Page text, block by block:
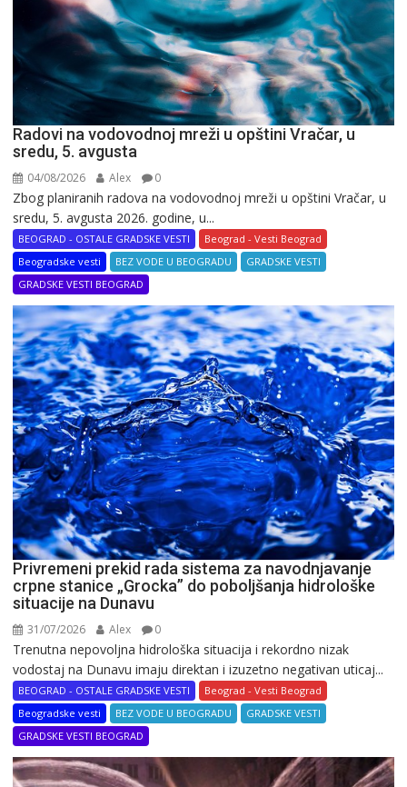
Radovi na vodovodnoj mreži u opštini Vračar, u
sredu, 5. avgusta
04/08/2026 Alex 0
Zbog planiranih radova na vodovodnoj mreži u opštini Vračar, u
sredu, 5. avgusta 2026. godine, u...
BEOGRAD - OSTALE GRADSKE VESTI
Beograd - Vesti Beograd
Beogradske vesti
BEZ VODE U BEOGRADU
GRADSKE VESTI
GRADSKE VESTI BEOGRAD
Privremeni prekid rada sistema za navodnjavanje
crpne stanice „Grocka” do poboljšanja hidrološke
situacije na Dunavu
31/07/2026 Alex 0
Trenutna nepovoljna hidrološka situacija i rekordno nizak
vodostaj na Dunavu imaju direktan i izuzetno negativan uticaj...
BEOGRAD - OSTALE GRADSKE VESTI
Beograd - Vesti Beograd
Beogradske vesti
BEZ VODE U BEOGRADU
GRADSKE VESTI
GRADSKE VESTI BEOGRAD